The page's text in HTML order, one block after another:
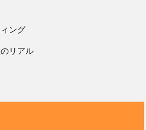
ング
リアル